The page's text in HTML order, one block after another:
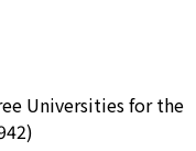
Universities for the